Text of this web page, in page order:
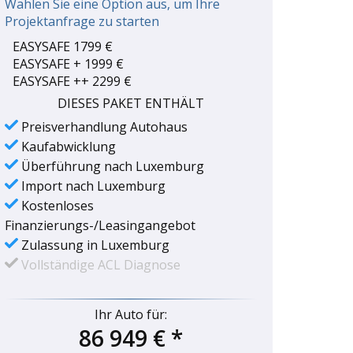
Wählen Sie eine Option aus, um Ihre
Projektanfrage zu starten
EASYSAFE 1799 €
EASYSAFE + 1999 €
EASYSAFE ++ 2299 €
DIESES PAKET ENTHÄLT
Preisverhandlung Autohaus
Kaufabwicklung
Überführung nach Luxemburg
Import nach Luxemburg
Kostenloses
Finanzierungs-/Leasingangebot
Zulassung in Luxemburg
Vollständige ACL Diagnose
Ihr Auto für:
86 949 € *